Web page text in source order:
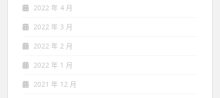
2022 年 4 月
2022 年 3 月
2022 年 2 月
2022 年 1 月
2021 年 12 月